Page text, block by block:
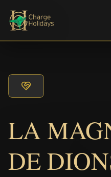
LA
DE